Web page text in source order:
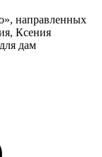
направленных
Ксения
дам